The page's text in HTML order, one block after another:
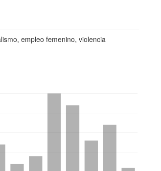
empleo femenino, violencia